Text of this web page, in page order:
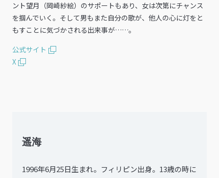
ント望月（岡崎紗絵）のサポートもあり、女は次第にチャンス
を掴んでいく。そして男もまた自分の歌が、他人の心に灯をと
もすことに気づかされる出来事が……。
公式サイト
X
遥海
1996年6月25日生まれ。フィリピン出身。13歳の時に